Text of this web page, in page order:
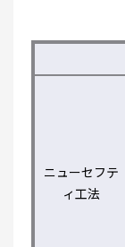
ニューセフテ
ィ工法